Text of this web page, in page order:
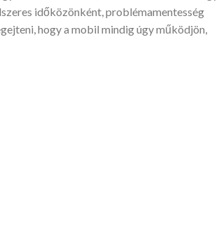
időközönként, problémamentesség
hogy a mobil mindig úgy működjön,